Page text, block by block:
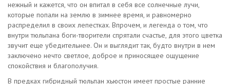
нежный и кажется, что он впитал в себя все солнечные лучи,
которые попали на землю в зимнее время, и равномерно
распределил в своих лепестках. Впрочем, и легенда о том, что
внутри тюльпана боги-творители спрятали счастье, для этого цветка
звучит еще убедительнее. Он и выглядит так, будто внутри в нем
заключено нечто светлое, доброе и приносящее ощущение
спокойствия и благополучия.
В предках гибридный тюльпан хьюстон имеет простые ранние